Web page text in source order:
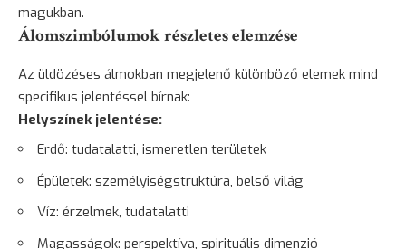
magukban.
Álomszimbólumok részletes elemzése
Az üldözéses álmokban megjelenő különböző elemek mind
specifikus jelentéssel bírnak:
Helyszínek jelentése:
Erdő: tudatalatti, ismeretlen területek
Épületek: személyiségstruktúra, belső világ
Víz: érzelmek, tudatalatti
Magasságok: perspektíva, spirituális dimenzió